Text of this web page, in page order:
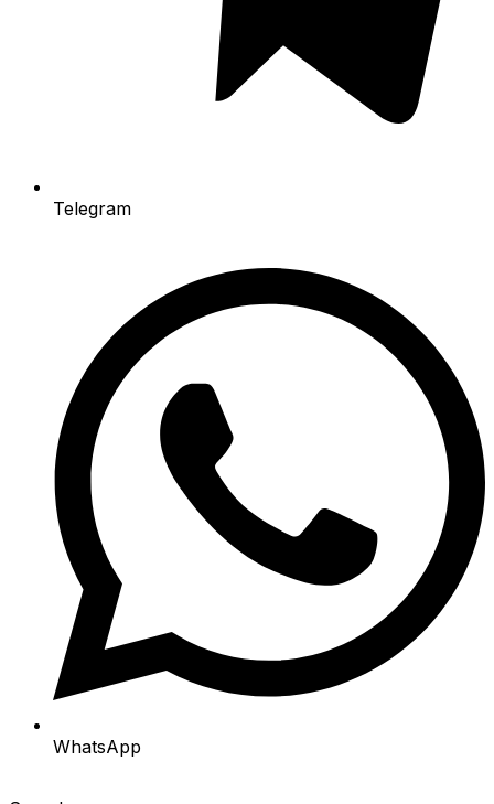
Telegram
WhatsApp